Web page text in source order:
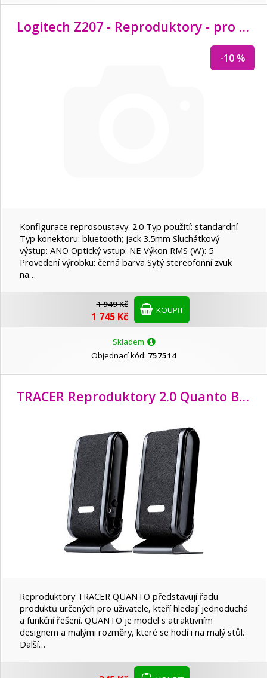
Logitech Z207 - Reproduktory - pro PC - 2.0-channel - bezdrátový - Bluetooth - 5 Watt (celkem) - černá
-10 %
Konfigurace reprosoustavy: 2.0 Typ použití: standardní
Typ konektoru: bluetooth; jack 3.5mm Sluchátkový
výstup: ANO Optický vstup: NE Výkon RMS (W): 5
Provedení výrobku: černá barva Sytý stereofonní zvuk
na…
1 949 Kč
1 745 Kč KOUPIT
Skladem
Objednací kód: 757514
TRACER Reproduktory 2.0 Quanto BLACK USB
Reproduktory TRACER QUANTO představují řadu
produktů určených pro uživatele, kteří hledají jednoduchá
a funkční řešení. QUANTO je model s atraktivním
designem a malými rozměry, které se hodí i na malý stůl.
Další…